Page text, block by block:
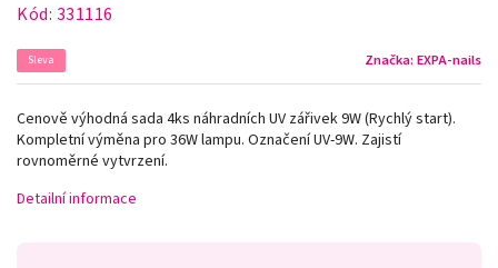
Kód: 331116
Sleva Značka: EXPA-nails
Cenově výhodná sada 4ks náhradních UV zářivek 9W (Rychlý start).
Kompletní výměna pro 36W lampu. Označení UV-9W. Zajistí
rovnoměrné vytvrzení.
Detailní informace